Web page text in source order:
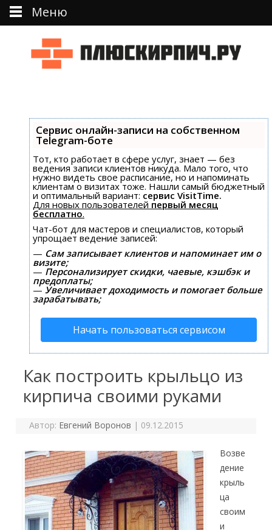
Сервис онлайн-записи на собственном
Telegram-боте
Тот, кто работает в сфере услуг, знает — без
ведения записи клиентов никуда. Мало того, что
нужно видеть свое расписание, но и напоминать
клиентам о визитах тоже. Нашли самый бюджетный
и оптимальный вариант: сервис VisitTime.
Для новых пользователей первый месяц
бесплатно.
Чат-бот для мастеров и специалистов, который
упрощает ведение записей:
— Сам записывает клиентов и напоминает им о
визите;
— Персонализирует скидки, чаевые, кэшбэк и
предоплаты;
— Увеличивает доходимость и помогает больше
зарабатывать;
Начать пользоваться сервисом
Как построить крыльцо из
кирпича своими руками
Автор: Евгений Воронов | 09.12.2015
Возве
дение
крыль
ца
своим
и
Меню